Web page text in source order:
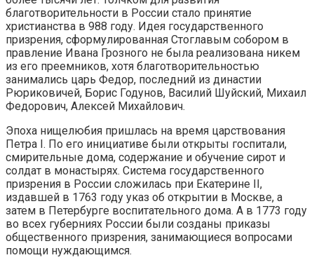
благотворительности в России стало принятие
христианства в 988 году. Идея государственного
призрения, сформулированная Стоглавым собором в
правление Ивана Грозного не была реализована никем
из его преемников, хотя благотворительностью
занимались царь Федор, последний из династии
Рюриковичей, Борис Годунов, Василий Шуйский, Михаил
Федорович, Алексей Михайлович.
Эпоха нищелюбия пришлась на время царствования
Петра I. По его инициативе были открыты госпитали,
смирительные дома, содержание и обучение сирот и
солдат в монастырях. Система государственного
призрения в России сложилась при Екатерине II,
издавшей в 1763 году указ об открытии в Москве, а
затем в Петербурге воспитательного дома. А в 1773 году
во всех губерниях России были созданы приказы
общественного призрения, занимающиеся вопросами
помощи нуждающимся.